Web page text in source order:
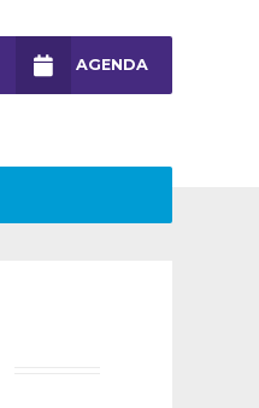
AGENDA